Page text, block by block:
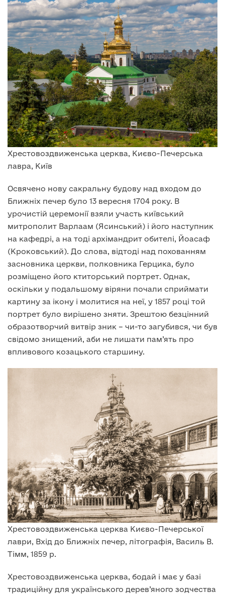
Хрестовоздвиженська церква, Києво-Печерська
лавра, Київ
Освячено нову сакральну будову над входом до
Ближніх печер було 13 вересня 1704 року. В
урочистій церемонії взяли участь київський
митрополит Варлаам (Ясинський) і його наступник
на кафедрі, а на тоді архімандрит обителі, Йоасаф
(Кроковський). До слова, відтоді над похованням
засновника церкви, полковника Герцика, було
розміщено його ктиторський портрет. Однак,
оскільки у подальшому віряни почали сприймати
картину за ікону і молитися на неї, у 1857 році той
портрет було вирішено зняти. Зрештою безцінний
образотворчий витвір зник – чи-то загубився, чи був
свідомо знищений, аби не лишати пам’ять про
впливового козацького старшину.
Хрестовоздвиженська церква Києво-Печерської
лаври, Вхід до Ближніх печер, літографія, Василь В.
Тімм, 1859 р.
Хрестовоздвиженська церква, бодай і має у базі
традиційну для українського дерев’яного зодчества